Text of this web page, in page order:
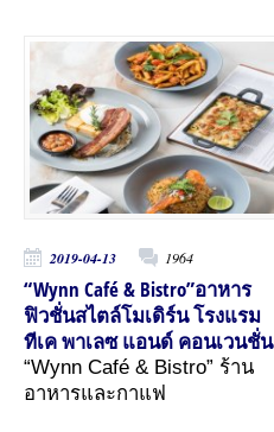
2019-04-13 1964
“Wynn Café & Bistro”อาหาร
ฟิวชั่นสไตล์โมเดิร์น โรงแรม
ทีเค พาเลซ แอนด์ คอนเวนชั่น
“Wynn Café & Bistro” ร้าน
อาหารและกาแฟ